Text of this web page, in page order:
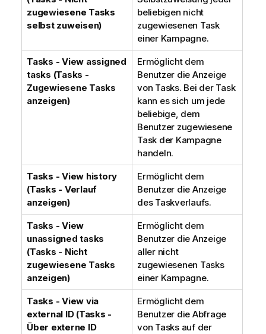
zugewiesene Tasks
selbst zuweisen)
beliebigen nicht
zugewiesenen Task
einer Kampagne.
Tasks - View assigned
tasks (Tasks -
Zugewiesene Tasks
anzeigen)
Ermöglicht dem
Benutzer die Anzeige
von Tasks. Bei der Task
kann es sich um jede
beliebige, dem
Benutzer zugewiesene
Task der Kampagne
handeln.
Tasks - View history
(Tasks - Verlauf
anzeigen)
Ermöglicht dem
Benutzer die Anzeige
des Taskverlaufs.
Tasks - View
unassigned tasks
(Tasks - Nicht
zugewiesene Tasks
anzeigen)
Ermöglicht dem
Benutzer die Anzeige
aller nicht
zugewiesenen Tasks
einer Kampagne.
Tasks - View via
external ID (Tasks -
Über externe ID
Ermöglicht dem
Benutzer die Abfrage
von Tasks auf der